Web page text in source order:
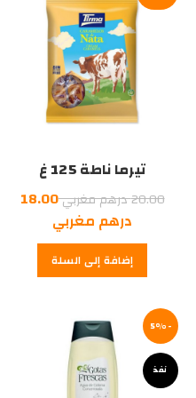
تيرما ناطة 125 غ
20.00درهم مغربيالسعر
الأصلي
هو:
20.00
18.00
درهم مغربي
الحالي
هو:إضافة إلى السلة
-5%
نفذ